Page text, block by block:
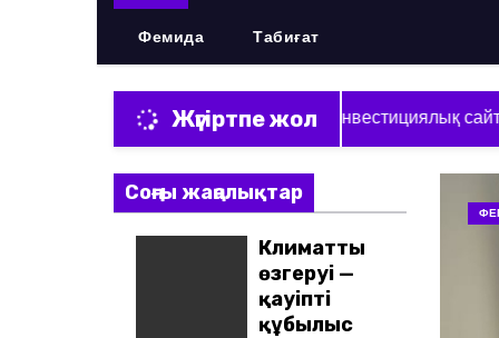
Фемида Табиғат
Жүгіртпе жол
Шевронның инвестициялық сайты іске
Соңғы жаңалықтар
Климаттың
өзгеруі —
қауіпті
құбылыс